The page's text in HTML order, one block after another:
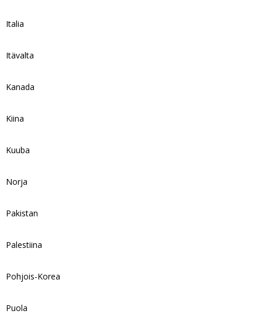
Italia
Itävalta
Kanada
Kiina
Kuuba
Norja
Pakistan
Palestiina
Pohjois-Korea
Puola